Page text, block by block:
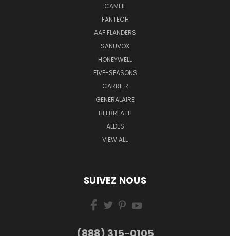
CAMFIL
FANTECH
AAF FLANDERS
SANUVOX
HONEYWELL
FIVE-SEASONS
CARRIER
GENERALAIRE
LIFEBREATH
ALDES
VIEW ALL
SUIVEZ NOUS